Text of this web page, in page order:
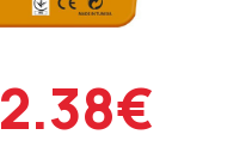
2.38€